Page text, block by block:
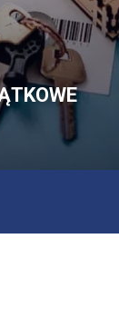
SKLEP
OTWORZY
SIĘ
NOWEJ
KARCIE